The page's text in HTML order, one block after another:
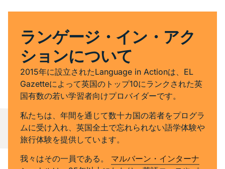
ランゲージ・イン・アク
ションについて
2015年に設立されたLanguage in Actionは、EL
Gazetteによって英国のトップ10にランクされた英
国有数の若い学習者向けプロバイダーです。
私たちは、年間を通じて数十カ国の若者をプログラ
ムに受け入れ、英国全土で忘れられない語学体験や
旅行体験を提供しています。
我々はその一員である。 マルバーン・インターナ